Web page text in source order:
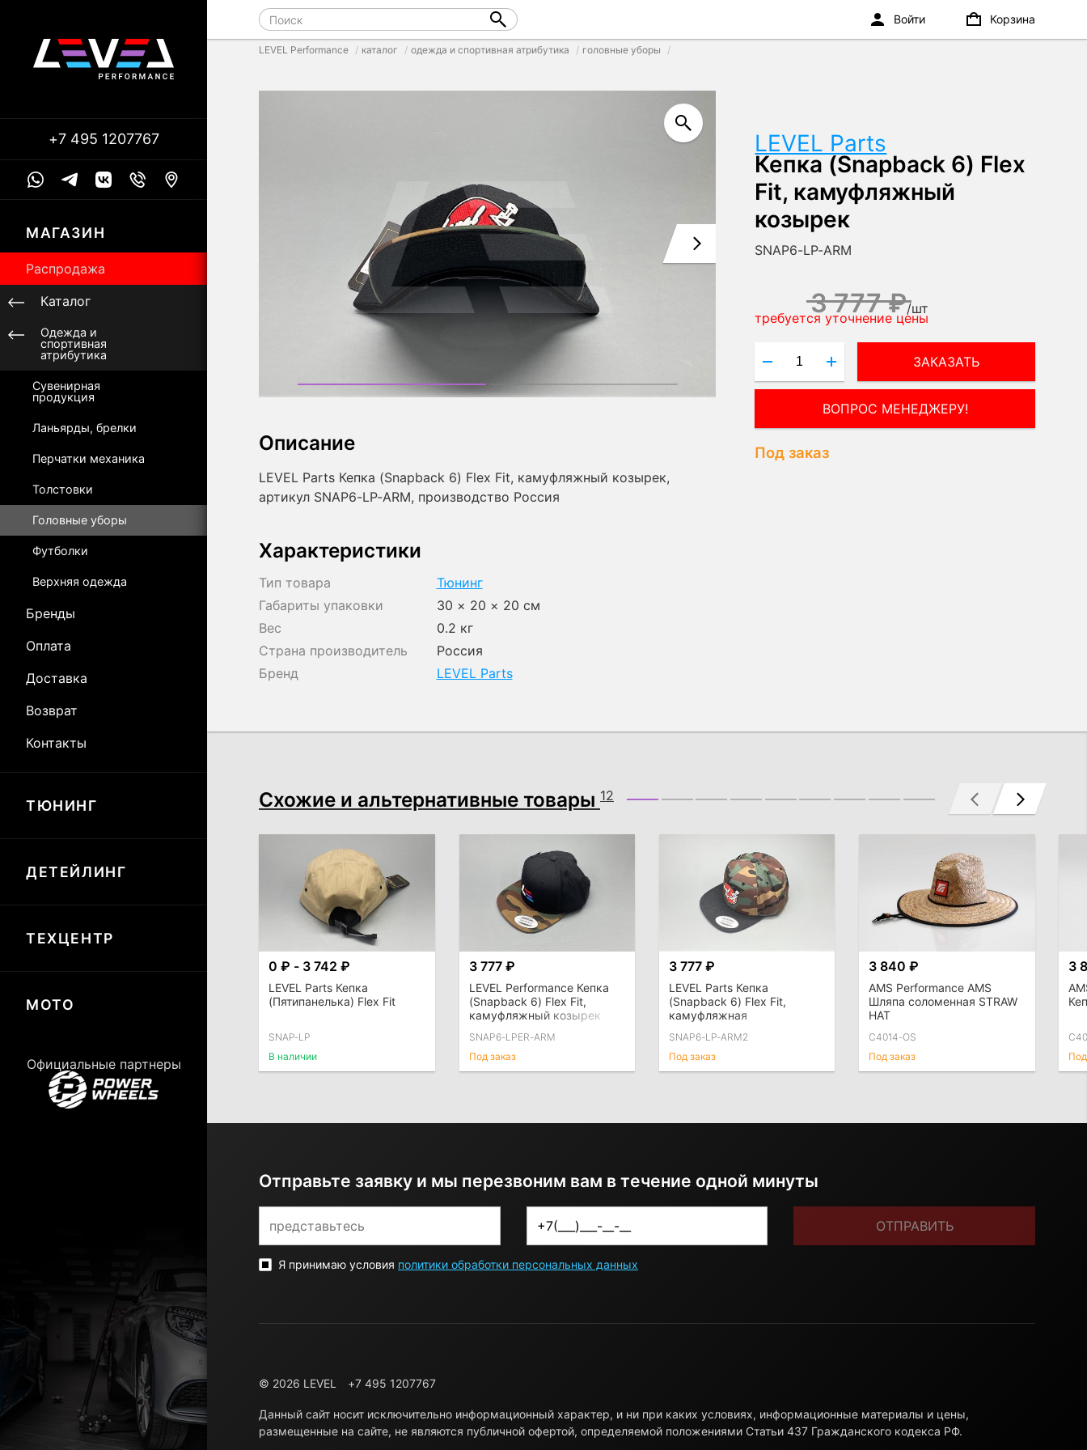
LEVEL Performance каталог одежда и спортивная атрибутика головные уборы
LEVEL Parts
Кепка (Snapback 6) Flex
Fit, камуфляжный
козырек
SNAP6-LP-ARM
3 777 ₽/шт
требуется уточнение цены
ЗАКАЗАТЬ
ПОЛУЧИТЬ КОНСУЛЬТАЦИЮ
ЭКСПЕРТА!
Под заказ
Описание
LEVEL Parts Кепка (Snapback 6) Flex Fit, камуфляжный козырек,
артикул SNAP6-LP-ARM, производство Россия
Характеристики
Тип товара
Тюнинг
Габариты упаковки
30 × 20 × 20 см
Вес
0.2 кг
Страна производитель
Россия
Бренд
LEVEL Parts
Схожие и альтернативные товары 12
0 ₽ - 3 742 ₽
LEVEL Parts Кепка
(Пятипанелька) Flex Fit
SNAP-LP
В наличии
3 777 ₽
LEVEL Performance Кепка
(Snapback 6) Flex Fit,
камуфляжный козырек
SNAP6-LPER-ARM
Под заказ
3 777 ₽
LEVEL Parts Кепка
(Snapback 6) Flex Fit,
камуфляжная
SNAP6-LP-ARM2
Под заказ
3 840 ₽
AMS Performance AMS
Шляпа соломенная STRAW
HAT
C4014-OS
Под заказ
3
Отправьте заявку и мы перезвоним вам в течение одной минуты
ОТПРАВИТЬ
Я принимаю условия политики обработки персональных данных
© 2026 LEVEL +7 495 1207767
Данный сайт носит исключительно информационный характер, и ни при каких условиях, информационные материалы и цены,
размещенные на сайте, не являются публичной офертой, определяемой положениями Статьи 437 Гражданского кодекса РФ.
+7 495 1207767
МАГАЗИН
Распродажа
Каталог
Одежда и
спортивная
атрибутика
Сувенирная
продукция
Ланьярды, брелки
Перчатки механика
Толстовки
Головные уборы
Футболки
Верхняя одежда
Бренды
Оплата
Доставка
Возврат
Контакты
ТЮНИНГ
ДЕТЕЙЛИНГ
ТЕХЦЕНТР
МОТО
Официальные партнеры
Войти Корзина